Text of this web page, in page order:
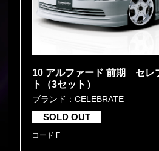
10 アルファード 前期 セレ
ト（3セット）
ブランド：CELEBRATE
SOLD OUT
コード F